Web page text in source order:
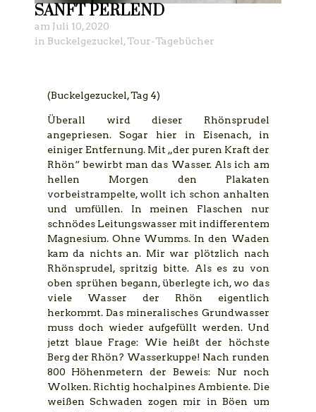
SANFT PERLEND
am Juli 10, 2020
in Buckelgezuckel,Tour-Tagebücher
(Buckelgezuckel, Tag 4)
Überall wird dieser Rhönsprudel
angepriesen. Sogar hier in Eisenach, in
einiger Entfernung. Mit „der puren Kraft der
Rhön“ bewirbt man das Wasser. Als ich am
hellen Morgen den Plakaten
vorbeistrampelte, wollt ich schon anhalten
und umfüllen. In meinen Flaschen nur
schnödes Leitungswasser mit indifferentem
Magnesium. Ohne Wumms. In den Waden
kam da nichts an. Mir war plötzlich nach
Rhönsprudel, spritzig bitte. Als es zu von
oben sprühen begann, überlegte ich, wo das
viele Wasser der Rhön eigentlich
herkommt. Das mineralisches Grundwasser
muss doch wieder aufgefüllt werden. Und
jetzt blaue Frage: Wie heißt der höchste
Berg der Rhön? Wasserkuppe! Nach runden
800 Höhenmetern der Beweis: Nur noch
Wolken. Richtig hochalpines Ambiente. Die
weißen Schwaden zogen mir in Böen um